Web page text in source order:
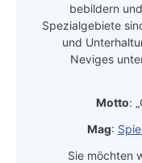
bebildern
Spezialgebiete
und
Neviges
Motto:
Mag:
Sie möchten